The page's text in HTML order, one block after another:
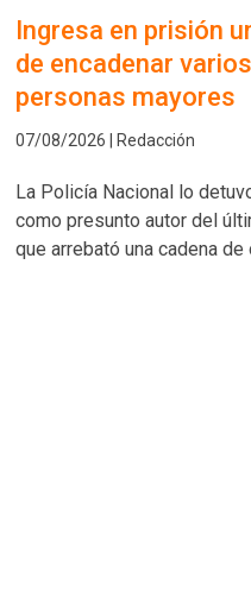
Ingresa en prisión
de encadenar
personas mayores
07/08/2026 | Redacción
La Policía Nacional lo
como presunto autor del
que arrebató una cadena